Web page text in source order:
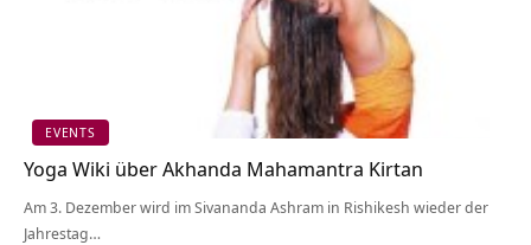
EVENTS
Yoga Wiki über Akhanda Mahamantra Kirtan
Am 3. Dezember wird im Sivananda Ashram in Rishikesh wieder der
Jahrestag…